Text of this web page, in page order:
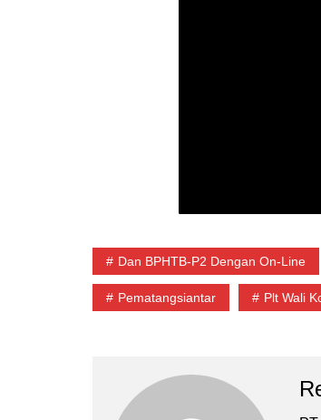
Dan BPHTB-P2 Dengan On-Line
Pematangsiantar Plt Wali